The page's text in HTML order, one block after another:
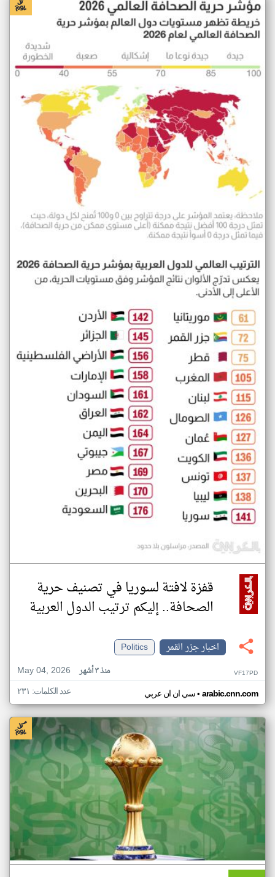
قفزة لافتة لسوريا في تصنيف حرية
الصحافة.. إليكم ترتيب الدول العربية
اخبار جزر القمر
Politics
May 04, 2026
منذ ٣ أشهر VF17PD
سي ان ان عربي• arabic.cnn.com عدد الكلمات: ٢٣١